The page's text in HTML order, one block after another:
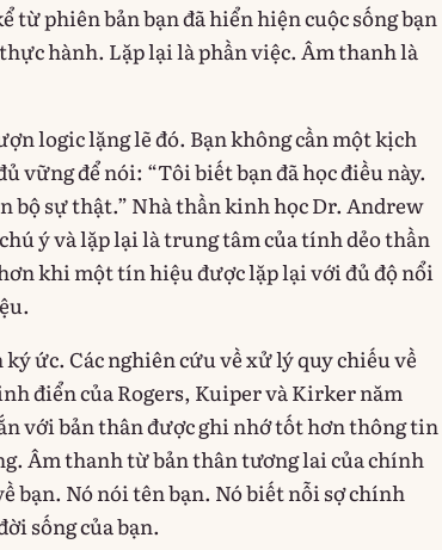
từ phiên bản bạn đã hiển hiện cuộc sống bạn
hành. Lặp lại là phần việc. Âm thanh là
logic lặng lẽ đó. Bạn không cần một kịch
vững để nói: “Tôi biết bạn đã học điều này.
bộ sự thật.” Nhà thần kinh học Dr. Andrew
ý và lặp lại là trung tâm của tính dẻo thần
khi một tín hiệu được lặp lại với đủ độ nổi
ức. Các nghiên cứu về xử lý quy chiếu về
điển của Rogers, Kuiper và Kirker năm
với bản thân được ghi nhớ tốt hơn thông tin
Âm thanh từ bản thân tương lai của chính
bạn. Nó nói tên bạn. Nó biết nỗi sợ chính
sống của bạn.